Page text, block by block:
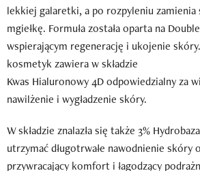
lekkiej galaretki, a po rozpyleniu zamienia
mgiełkę. Formuła została oparta na
wspierającym regenerację i ukojenie
kosmetyk zawiera w składzie
Kwas Hialuronowy 4D odpowiedzialny za
nawilżenie i wygładzenie skóry.
W składzie znalazła się także 3%
utrzymać długotrwałe nawodnienie skóry
przywracający komfort i łagodzący